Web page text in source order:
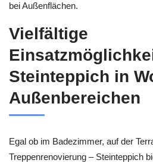
bei Außenflächen.
Vielfältige
Steinteppich in
Außenbereichen
Egal ob im Badezimmer, auf der
Treppenrenovierung – Steinteppich